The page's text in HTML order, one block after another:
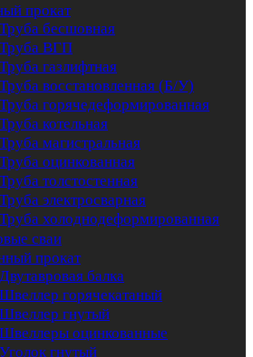
прокат
Труба бесшовная
Труба ВГП
Труба газлифтная
Труба восстановленная (Б/У)
Труба горячедеформированная
Труба котельная
Труба магистральная
Труба оцинкованная
Труба толстостенная
Труба электросварная
Труба холоднодеформированная
сваи
прокат
Двутавровая балка
Швеллер горячекатаный
Швеллер гнутый
Швеллеры оцинкованные
Уголок гнутый